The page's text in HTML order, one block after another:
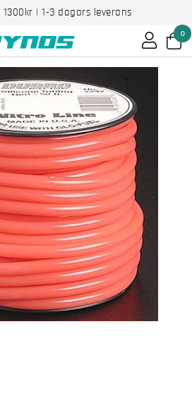
| 1-3 dagars leverans
0